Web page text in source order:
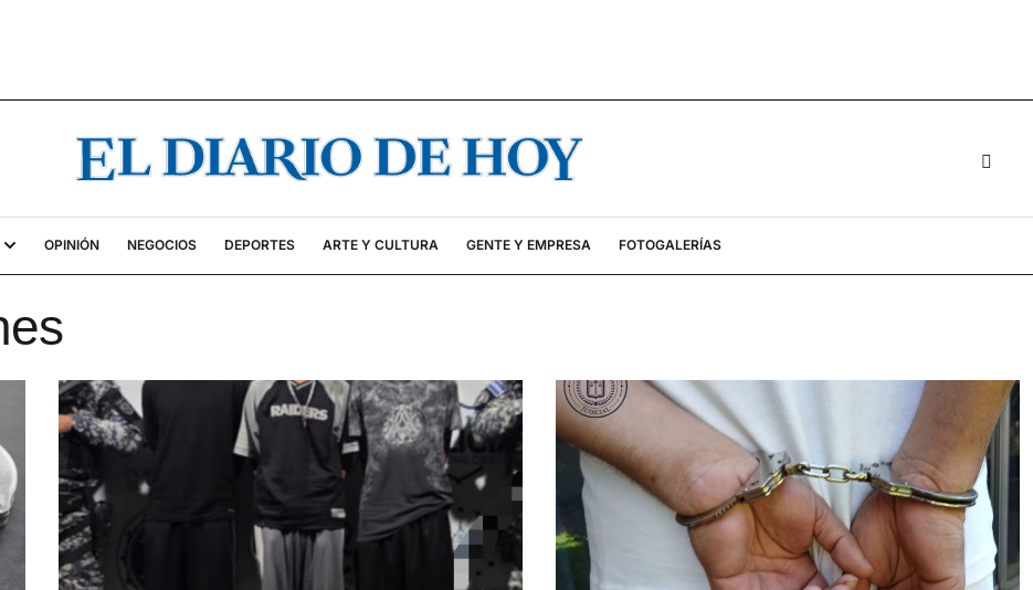
OPINIÓN NEGOCIOS DEPORTES ARTE Y CULTURA GENTE Y EMPRESA FOTOGALERÍAS